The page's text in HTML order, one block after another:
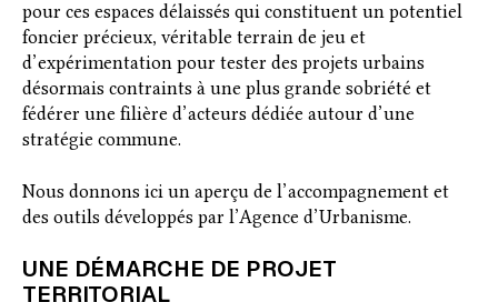
pour ces espaces délaissés qui constituent un potentiel
foncier précieux, véritable terrain de jeu et
d’expérimentation pour tester des projets urbains
désormais contraints à une plus grande sobriété et
fédérer une filière d’acteurs dédiée autour d’une
stratégie commune.
Nous donnons ici un aperçu de l’accompagnement et
des outils développés par l’Agence d’Urbanisme.
UNE DÉMARCHE DE PROJET
TERRITORIAL